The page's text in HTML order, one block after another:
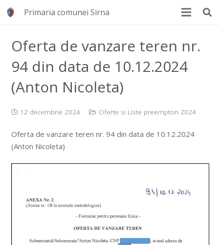
Primaria comunei Sirna
Oferta de vanzare teren nr.
94 din data de 10.12.2024
(Anton Nicoleta)
12 decembrie 2024 Oferte si Liste preemptori 2024
Oferta de vanzare teren nr. 94 din data de 10.12.2024
(Anton Nicoleta)